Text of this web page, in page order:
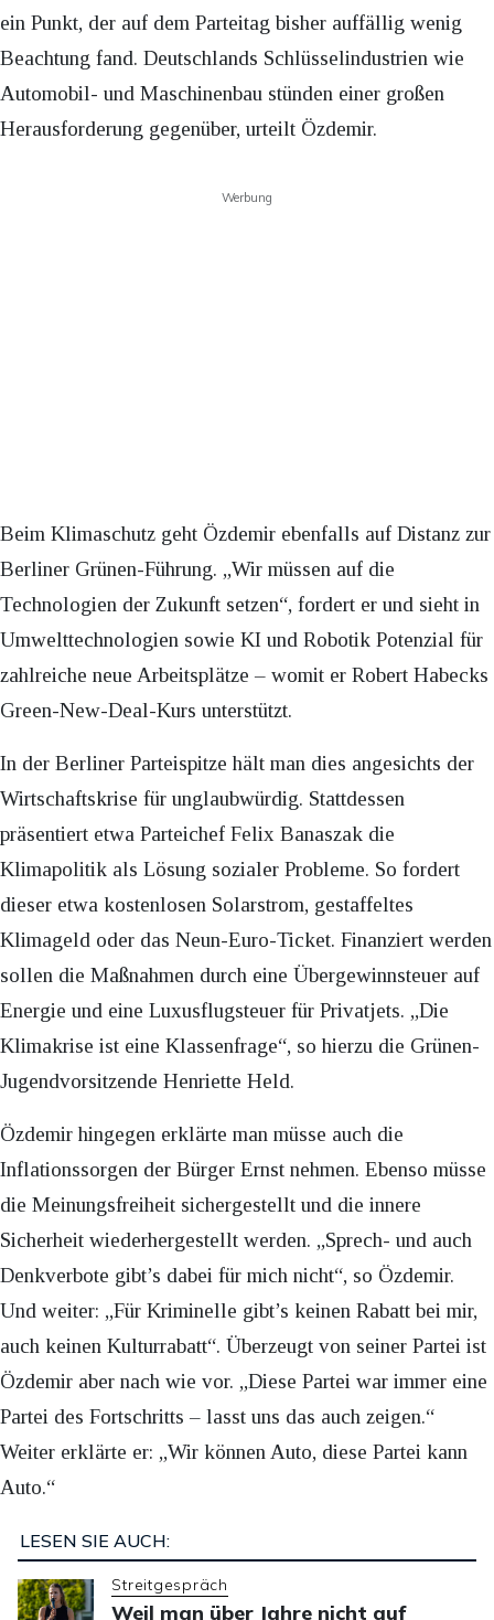
ein Punkt, der auf dem Parteitag bisher auffällig wenig
Beachtung fand. Deutschlands Schlüsselindustrien wie
Automobil- und Maschinenbau stünden einer großen
Herausforderung gegenüber, urteilt Özdemir.
Werbung
Beim Klimaschutz geht Özdemir ebenfalls auf Distanz zur
Berliner Grünen-Führung. „Wir müssen auf die
Technologien der Zukunft setzen“, fordert er und sieht in
Umwelttechnologien sowie KI und Robotik Potenzial für
zahlreiche neue Arbeitsplätze – womit er Robert Habecks
Green-New-Deal-Kurs unterstützt.​
In der Berliner Parteispitze hält man dies angesichts der
Wirtschaftskrise für unglaubwürdig. Stattdessen
präsentiert etwa Parteichef Felix Banaszak die
Klimapolitik als Lösung sozialer Probleme. So fordert
dieser etwa kostenlosen Solarstrom, gestaffeltes
Klimageld oder das Neun-Euro-Ticket. Finanziert werden
sollen die Maßnahmen durch eine Übergewinnsteuer auf
Energie und eine Luxusflugsteuer für Privatjets. „Die
Klimakrise ist eine Klassenfrage“, so hierzu die Grünen-
Jugendvorsitzende Henriette Held.
Özdemir hingegen erklärte man müsse auch die
Inflationssorgen der Bürger Ernst nehmen. Ebenso müsse
die Meinungsfreiheit sichergestellt und die innere
Sicherheit wiederhergestellt werden. „Sprech- und auch
Denkverbote gibt’s dabei für mich nicht“, so Özdemir.
Und weiter: „Für Kriminelle gibt’s keinen Rabatt bei mir,
auch keinen Kulturrabatt“. Überzeugt von seiner Partei ist
Özdemir aber nach wie vor. „Diese Partei war immer eine
Partei des Fortschritts – lasst uns das auch zeigen.“
Weiter erklärte er: „Wir können Auto, diese Partei kann
Auto.“
LESEN SIE AUCH:
Streitgespräch
Weil man über Jahre nicht auf